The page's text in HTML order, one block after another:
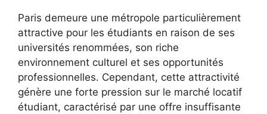
Paris demeure une métropole particulièrement
attractive pour les étudiants en raison de ses
universités renommées, son riche
environnement culturel et ses opportunités
professionnelles. Cependant, cette attractivité
génère une forte pression sur le marché locatif
étudiant, caractérisé par une offre insuffisante